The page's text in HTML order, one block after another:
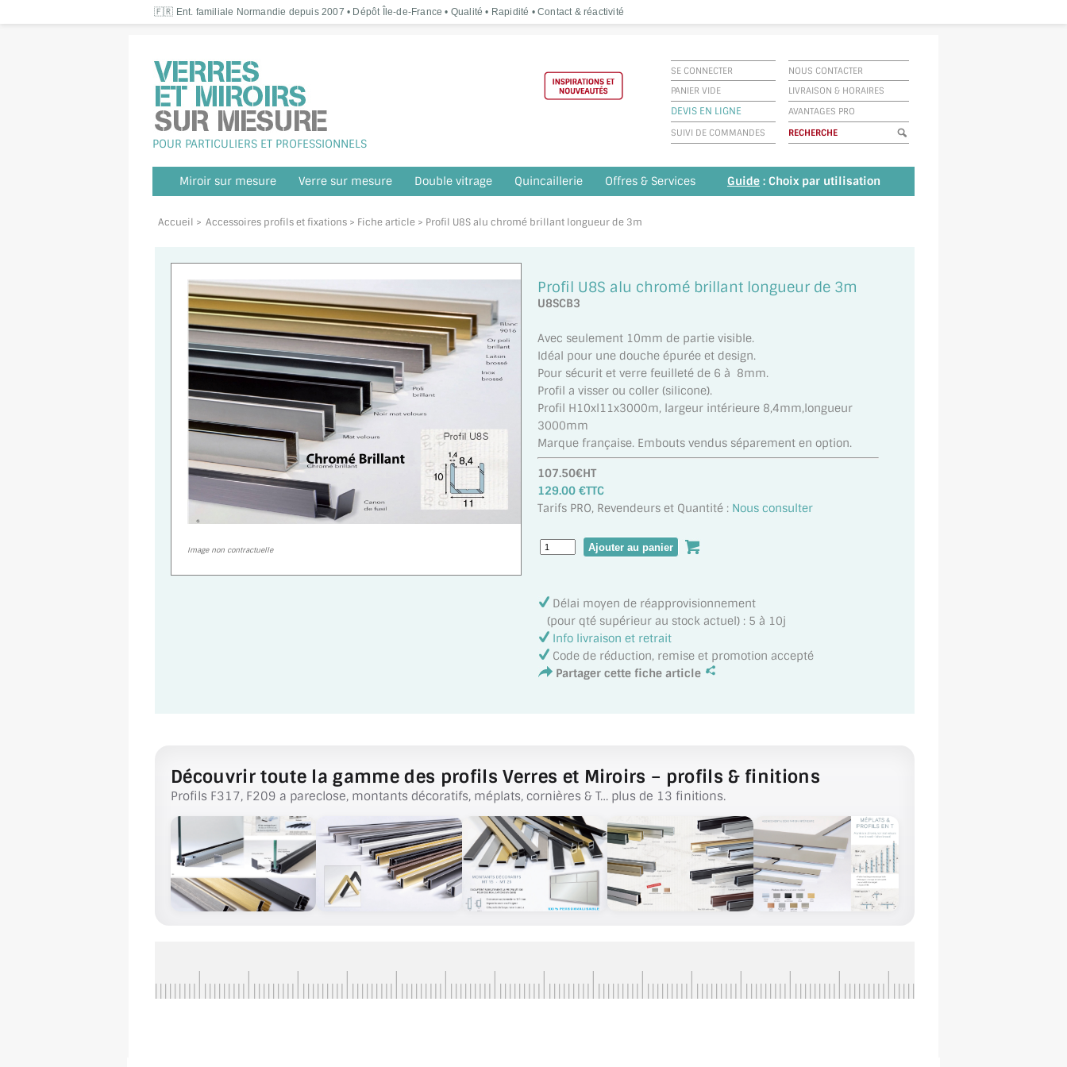
🇫🇷 Ent. familiale Normandie depuis 2007 • Dépôt Île-de-France • Qualité • Rapidité • Contact & réactivité
POUR PARTICULIERS ET PROFESSIONNELS
SE CONNECTER
NOUS CONTACTER
PANIER VIDE
LIVRAISON & HORAIRES
DEVIS EN LIGNE
AVANTAGES PRO
SUIVI DE COMMANDES
Miroir sur mesure Verre sur mesure Double vitrage Quincaillerie Offres & Services Guide : Choix par utilisation
Accueil > Accessoires profils et fixations > Fiche article > Profil U8S alu chromé brillant longueur de 3m
Image non contractuelle
Profil U8S alu chromé brillant longueur de 3m
U8SCB3
Avec seulement 10mm de partie visible.
Idéal pour une douche épurée et design.
Pour sécurit et verre feuilleté de 6 à 8mm.
Profil a visser ou coller (silicone).
Profil H10xl11x3000m, largeur intérieure 8,4mm,longueur
3000mm
Marque française. Embouts vendus séparement en option.
107.50€HT
129.00 €TTC
Tarifs PRO, Revendeurs et Quantité : Nous consulter
Délai moyen de réapprovisionnement
(pour qté supérieur au stock actuel) : 5 à 10j
Info livraison et retrait
Code de réduction, remise et promotion accepté
Partager cette fiche article
Découvrir toute la gamme des profils Verres et Miroirs – profils & finitions
Profils F317, F209 a pareclose, montants décoratifs, méplats, cornières & T… plus de 13 finitions.